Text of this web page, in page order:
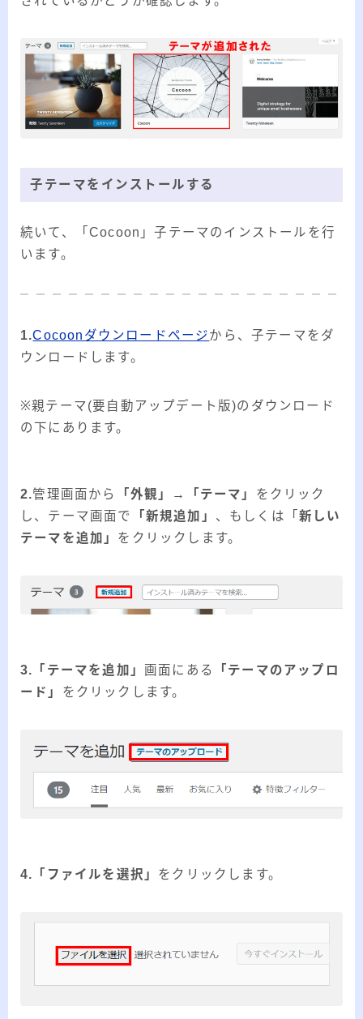
子テーマをインストールする
続いて、「Cocoon」子テーマのインストールを行
います。
1.Cocoonダウンロードページから、子テーマをダ
ウンロードします。
※親テーマ(要自動アップデート版)のダウンロード
の下にあります。
2.管理画面から 「外観」→「テーマ」 をクリック
し、テーマ画面で
「新規追加 」 、もしくは「新しい
テーマを追加」 をクリックします。
3.「テーマを追加」 画面にある
「テーマのアップロ
ード」 をクリックします。
4.「ファイルを選択」 をクリックします。